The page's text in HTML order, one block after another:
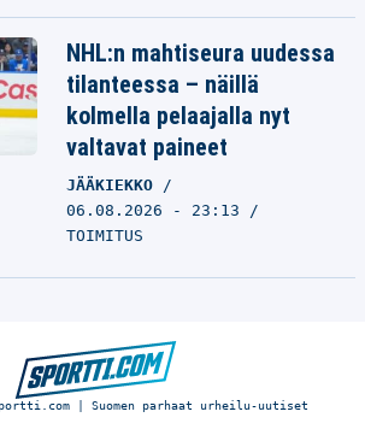
NHL:n mahtiseura uudessa
tilanteessa – näillä
kolmella pelaajalla nyt
valtavat paineet
JÄÄKIEKKO
06.08.2026 - 23:13
TOIMITUS
| Suomen parhaat urheilu-uutiset